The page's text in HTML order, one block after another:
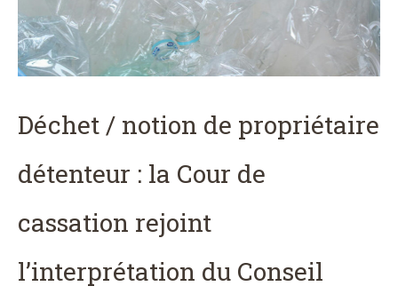
Déchet / notion de propriétaire
détenteur : la Cour de
cassation rejoint
l’interprétation du Conseil